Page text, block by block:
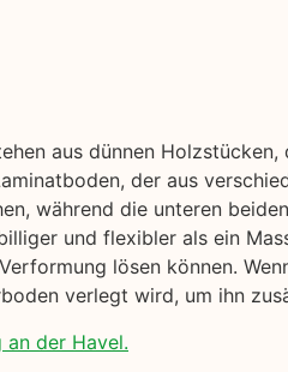
aus dünnen
der aus
während die unteren
und flexibler als ein
lösen können.
verlegt wird, um ihn
der Havel.